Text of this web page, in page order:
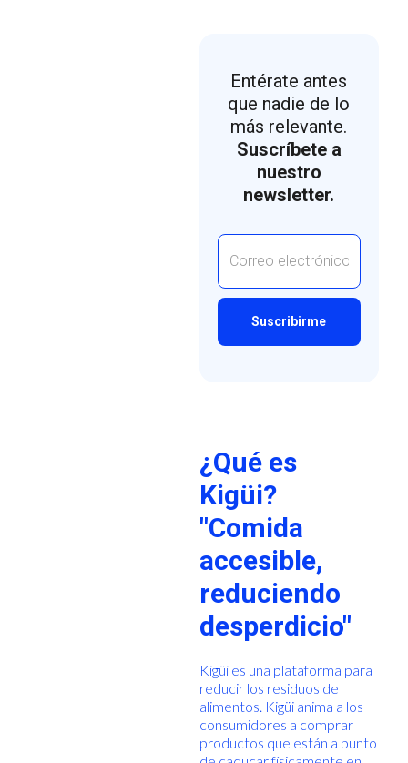
Entérate antes
que nadie de lo
más relevante.
Suscríbete a
nuestro
newsletter.
¿Qué es
Kigüi?
"Comida
accesible,
reduciendo
desperdicio"
Kigüi es una plataforma para
reducir los residuos de
alimentos. Kigüi anima a los
consumidores a comprar
productos que están a punto